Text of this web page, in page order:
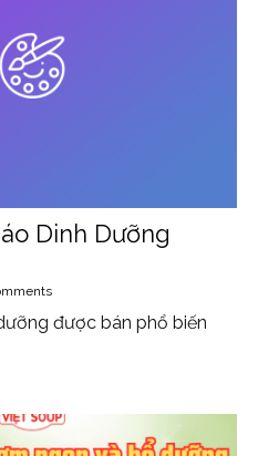
Dinh Dưỡng
được bán phổ biến